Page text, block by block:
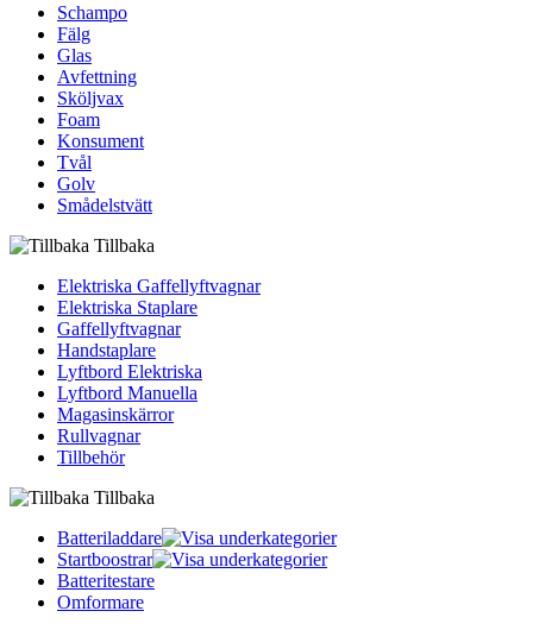
Schampo
Fälg
Glas
Avfettning
Sköljvax
Foam
Konsument
Tvål
Golv
Smådelstvätt
Tillbaka
Elektriska Gaffellyftvagnar
Elektriska Staplare
Gaffellyftvagnar
Handstaplare
Lyftbord Elektriska
Lyftbord Manuella
Magasinskärror
Rullvagnar
Tillbehör
Tillbaka
Batteriladdare
Startboostrar
Batteritestare
Omformare